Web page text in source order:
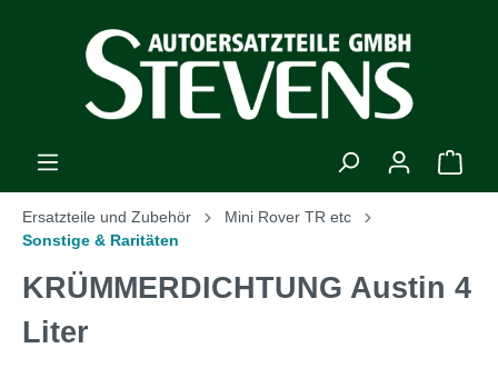
Ersatzteile und Zubehör
Mini Rover TR etc
Sonstige & Raritäten
KRÜMMERDICHTUNG Austin 4
Liter